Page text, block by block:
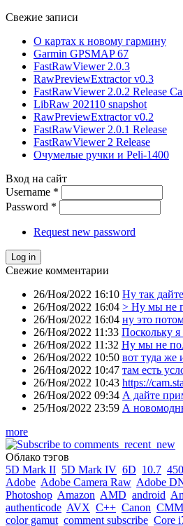
Свежие записи
О картах к новому гармину
Garmin GPSMAP 67
FastRawViewer 2.0.3
RawPreviewExtractor v0.3
FastRawViewer 2.0.2 Release
LibRaw 202110 snapshot
RawPreviewExtractor v0.2
FastRawViewer 2.0.1 Release
FastRawViewer 2 Release
Очумелые ручки и Peli-1400
Вход на сайт
Username *
Password *
Request new password
Свежие комментарии
26/Ноя/2022 16:10 Ну так
26/Ноя/2022 16:04 > Ну мы не
26/Ноя/2022 16:04 ну это
26/Ноя/2022 11:33 Поскольку я
26/Ноя/2022 11:32 Ну мы не
26/Ноя/2022 10:50 вот туда же
26/Ноя/2022 10:47 там есть
26/Ноя/2022 10:43 https://
26/Ноя/2022 09:34 А дайте
25/Ноя/2022 23:59 А
more
Облако тэгов
5D Mark II 5D Mark IV 6D 10.7
Adobe Adobe Camera Raw Adobe
Photoshop Amazon AMD android
authenticode AVX C++ Canon CMM
color gamut comment subscribe Core